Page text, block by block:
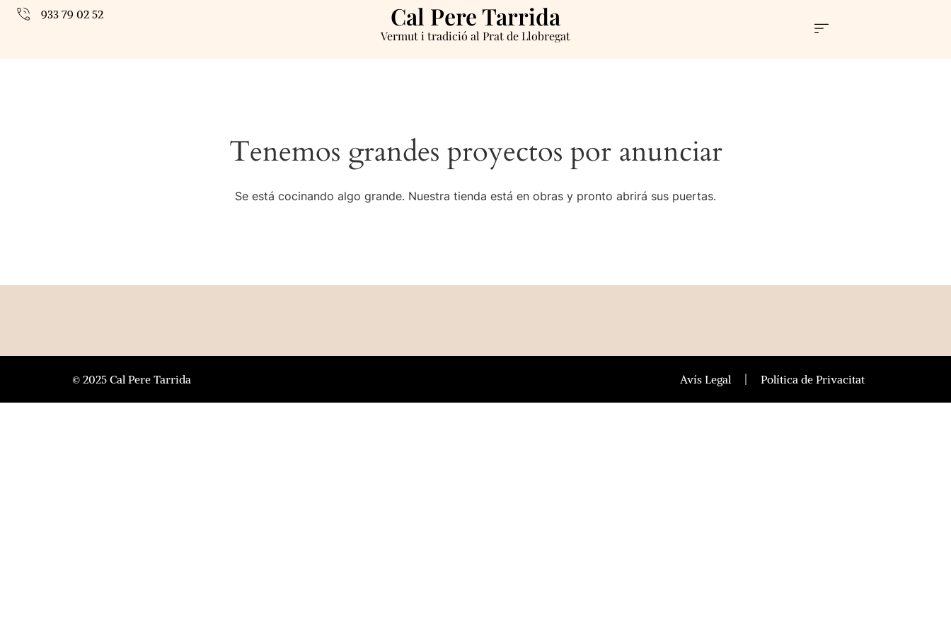
933 79 02 52 Cal Pere Tarrida
Vermut i tradició al Prat de Llobregat
Tenemos grandes proyectos por anunciar
Se está cocinando algo grande. Nuestra tienda está en obras y pronto abrirá sus puertas.
© 2025 Cal Pere Tarrida Avís Legal Política de Privacitat